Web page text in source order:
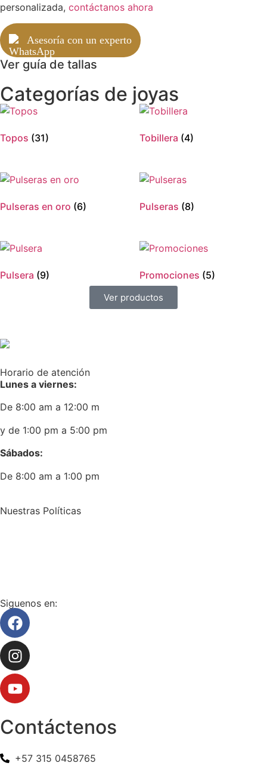
personalizada, contáctanos ahora
Asesoría con un experto
Ver guía de tallas
Categorías de joyas
Topos (31) Tobillera (4)
Pulseras en oro (6) Pulseras (8)
Pulsera (9) Promociones (5)
Ver productos
Horario de atención
Lunes a viernes:
De 8:00 am a 12:00 m
y de 1:00 pm a 5:00 pm
Sábados:
De 8:00 am a 1:00 pm
Nuestras Políticas
Siguenos en:
Contáctenos
+57 315 0458765